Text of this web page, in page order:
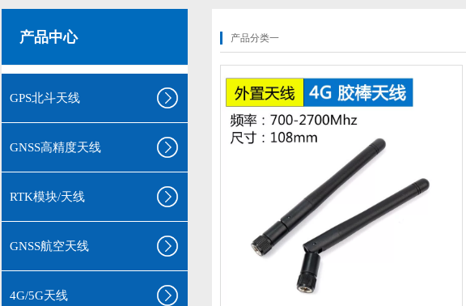
产品中心
GPS北斗天线
GNSS高精度天线
RTK模块/天线
GNSS航空天线
4G/5G天线
产品分类一